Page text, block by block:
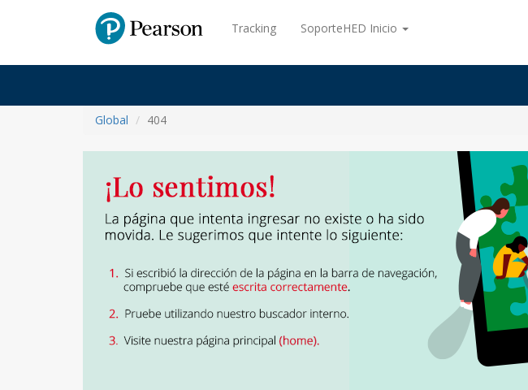
Pearson
Tracking SoporteHED Inicio
Global 404